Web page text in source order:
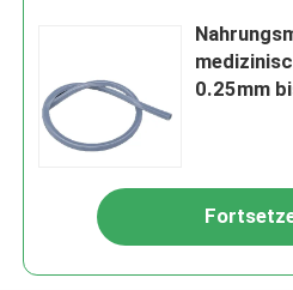
0.25mm